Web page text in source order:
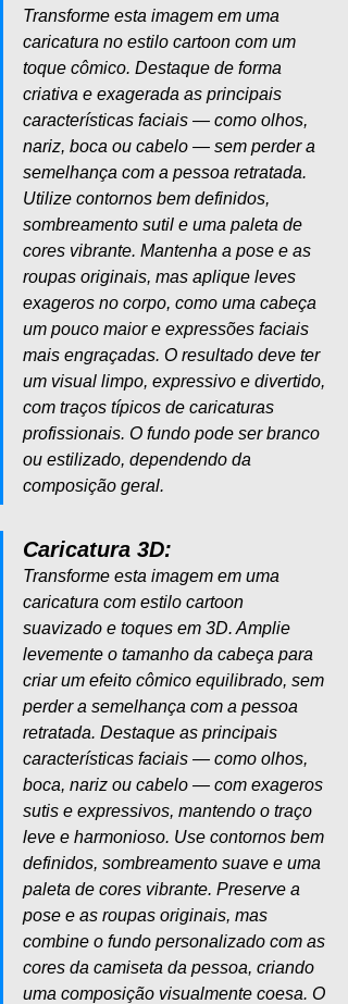
Transforme esta imagem em uma
caricatura no estilo cartoon com um
toque cômico. Destaque de forma
criativa e exagerada as principais
características faciais — como olhos,
nariz, boca ou cabelo — sem perder a
semelhança com a pessoa retratada.
Utilize contornos bem definidos,
sombreamento sutil e uma paleta de
cores vibrante. Mantenha a pose e as
roupas originais, mas aplique leves
exageros no corpo, como uma cabeça
um pouco maior e expressões faciais
mais engraçadas. O resultado deve ter
um visual limpo, expressivo e divertido,
com traços típicos de caricaturas
profissionais. O fundo pode ser branco
ou estilizado, dependendo da
composição geral.
Caricatura 3D:
Transforme esta imagem em uma
caricatura com estilo cartoon
suavizado e toques em 3D. Amplie
levemente o tamanho da cabeça para
criar um efeito cômico equilibrado, sem
perder a semelhança com a pessoa
retratada. Destaque as principais
características faciais — como olhos,
boca, nariz ou cabelo — com exageros
sutis e expressivos, mantendo o traço
leve e harmonioso. Use contornos bem
definidos, sombreamento suave e uma
paleta de cores vibrante. Preserve a
pose e as roupas originais, mas
combine o fundo personalizado com as
cores da camiseta da pessoa, criando
uma composição visualmente coesa. O